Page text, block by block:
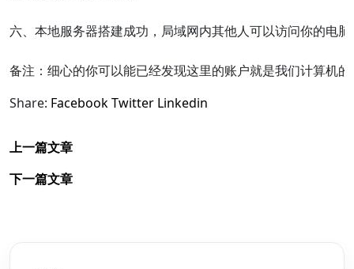
六、本地服务器搭建成功，局域网内其他人可以访问你的电
Share: FacebookTwitter Linkedin
上一篇文章
下一篇文章